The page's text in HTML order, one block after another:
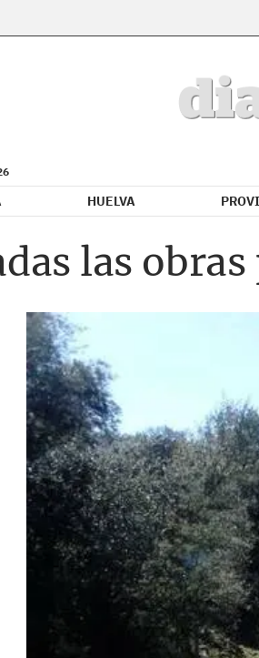
HUELVA
las